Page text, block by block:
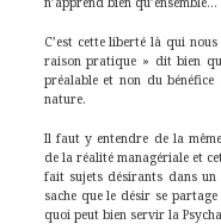
C’est cette liberté là qui
raison pratique » dit bien
préalable et non du
nature.
Il faut y entendre de la
de la réalité managériale et
fait sujets désirants dans un
sache que le désir se
quoi peut bien servir la